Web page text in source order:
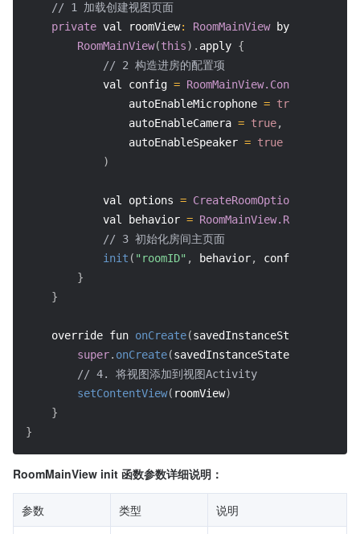
// 1 加载创建视图页面
private val roomView: RoomMainView by lazy
RoomMainView(this) . apply {
// 2 构造进房的配置项
            val config
= RoomMainView.ConnectConfig
                autoEnableMicrophone
= true
                autoEnableCamera
= true,
                autoEnableSpeaker
= true
)
            val options
= CreateRoomOptions
            val behavior
=
// 3 初始化房间主页面
init ( "roomID" , behavior, config
}
}
    override fun
onCreate(savedInstanceState
super. onCreate(savedInstanceState
// 4. 将视图添加到视图Activity
setContentView( roomView)
}
}
RoomMainView init 函数参数详细说明 ：
参数 类型 说明